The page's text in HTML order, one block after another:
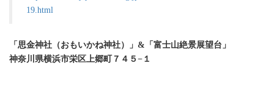
19.html
「思金神社（おもいかね神社）」&「富士山絶景展望台」
神奈川県横浜市栄区上郷町７４５−１